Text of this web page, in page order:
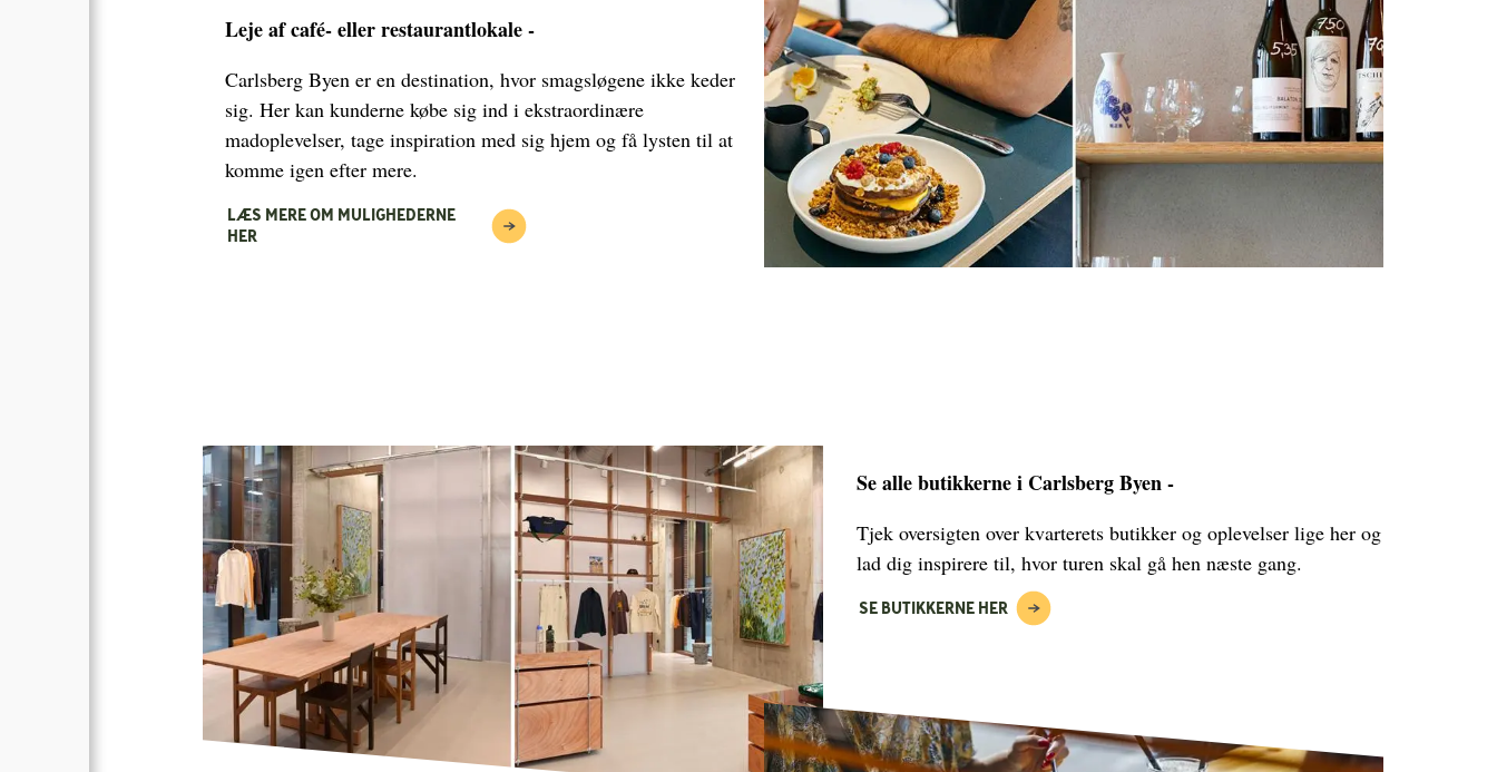
Leje af café- eller restaurantlokale -
Carlsberg Byen er en destination, hvor smagsløgene ikke keder
sig. Her kan kunderne købe sig ind i ekstraordinære
madoplevelser, tage inspiration med sig hjem og få lysten til at
komme igen efter mere.
LÆS MERE OM MULIGHEDERNE
HER
Se alle butikkerne i Carlsberg Byen -
Tjek oversigten over kvarterets butikker og oplevelser lige her og
lad dig inspirere til, hvor turen skal gå hen næste gang.
SE BUTIKKERNE HER